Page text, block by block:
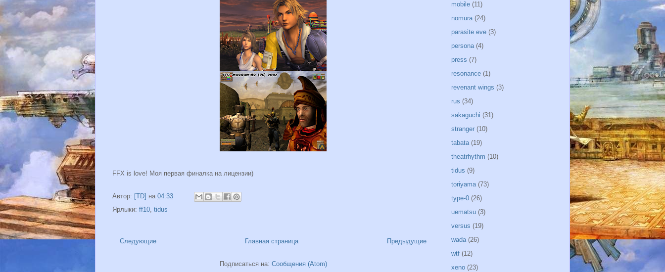
FFX is love! Моя первая финалка на лицензии)
Автор: [TD] на 04:33
Ярлыки: ff10, tidus
Следующие Предыдущие
Главная страница
Подписаться на: Сообщения (Atom)
mobile (11)
nomura (24)
parasite eve (3)
persona (4)
press (7)
resonance (1)
revenant wings (3)
rus (34)
sakaguchi (31)
stranger (10)
tabata (19)
theatrhythm (10)
tidus (9)
toriyama (73)
type-0 (26)
uematsu (3)
versus (19)
wada (26)
wtf (12)
xeno (23)